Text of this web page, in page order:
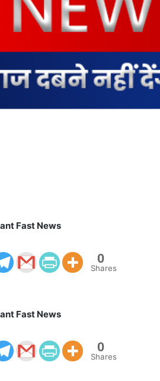
Fast News
0
Shares
Fast News
0
Shares